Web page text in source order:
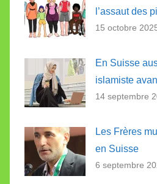
l’assaut des
15 octobre
En Suisse
islamiste
14 septembre
Les Frères
en Suisse
6 septembre